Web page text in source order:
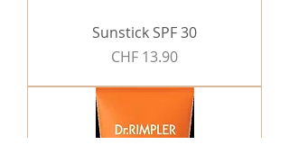
Sunstick SPF 30
Preis
CHF 13.90